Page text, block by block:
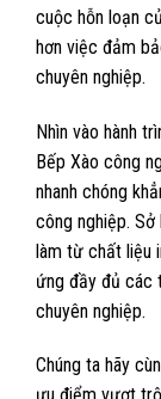
cuộc hỗn loạn
hơn việc đảm
chuyên nghiệp.
Nhìn vào hành
Bếp Xào công
nhanh chóng
công nghiệp.
làm từ chất liệu
ứng đầy đủ các
chuyên nghiệp.
Chúng ta hãy